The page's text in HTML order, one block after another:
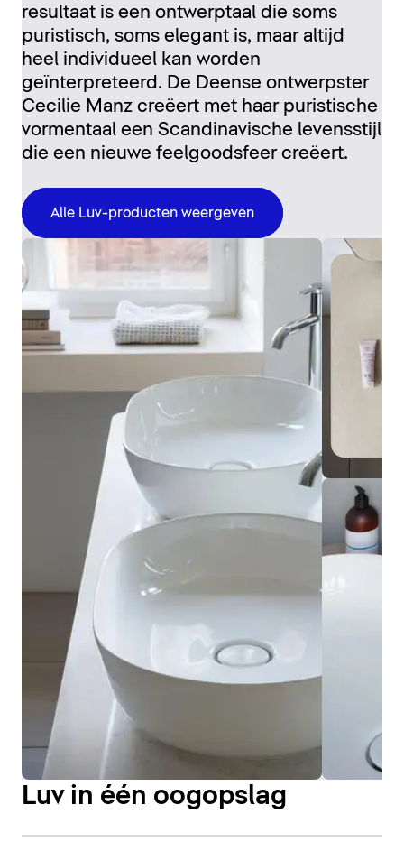
resultaat is een ontwerptaal die soms
puristisch, soms elegant is, maar altijd
heel individueel kan worden
geïnterpreteerd. De Deense ontwerpster
Cecilie Manz creëert met haar puristische
vormentaal een Scandinavische levensstijl
die een nieuwe feelgoodsfeer creëert.
Alle Luv-producten weergeven
Luv in één oogopslag